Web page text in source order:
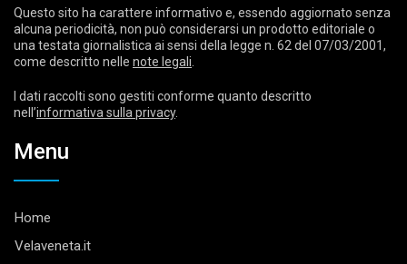
Questo sito ha carattere informativo e, essendo aggiornato senza
alcuna periodicità, non può considerarsi un prodotto editoriale o
una testata giornalistica ai sensi della legge n. 62 del 07/03/2001,
come descritto nelle note legali
I dati raccolti sono gestiti conforme quanto descritto
nell’informativa sulla privacy.
Menu
Home
Velaveneta.it